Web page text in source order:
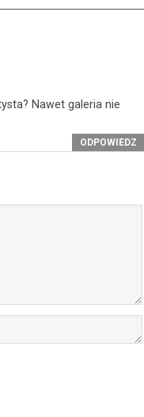
Nawet galeria nie
ODPOWIEDZ